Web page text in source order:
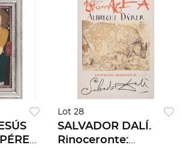
Lot 28
SALVADOR DALÍ.
Rinoceronte: